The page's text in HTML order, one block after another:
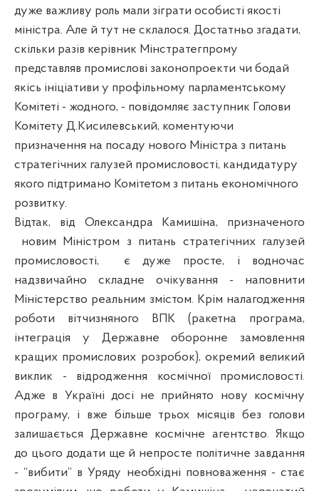
дуже важливу роль мали зіграти особисті якості
міністра. Але й тут не склалося. Достатньо згадати,
скільки разів керівник Мінстратегпрому
представляв промислові законопроекти чи бодай
якісь ініціативи у профільному парламентському
Комітеті - жодного, - повідомляє заступник Голови
Комітету Д.Кисилевський, коментуючи
призначення на посаду нового Міністра з питань
стратегічних галузей промисловості, кандидатуру
якого підтримано Комітетом з питань економічного
розвитку.
Відтак, від Олександра Камишіна, призначеного
новим Міністром з питань стратегічних галузей
промисловості,
є дуже просте, і водночас
надзвичайно складне очікування - наповнити
Міністерство реальним змістом. Крім налагодження
роботи вітчизняного ВПК (ракетна програма,
інтеграція у Державне оборонне замовлення
кращих промислових розробок), окремий великий
виклик - відродження космічної промисловості.
Адже в Україні досі не прийнято нову космічну
програму, і вже більше трьох місяців без голови
залишається Державне космічне агентство. Якщо
до цього додати ще й непросте політичне завдання
- “вибити” в Уряду необхідні повноваження - стає